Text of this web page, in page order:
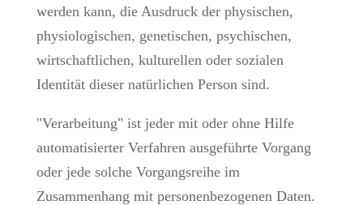
werden kann, die Ausdruck der physischen,
physiologischen, genetischen, psychischen,
wirtschaftlichen, kulturellen oder sozialen
Identität dieser natürlichen Person sind.
"Verarbeitung" ist jeder mit oder ohne Hilfe
automatisierter Verfahren ausgeführte Vorgang
oder jede solche Vorgangsreihe im
Zusammenhang mit personenbezogenen Daten.